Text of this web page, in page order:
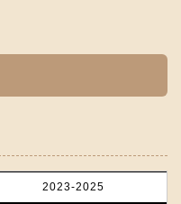
2023-2025